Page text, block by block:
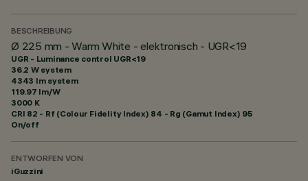
BESCHREIBUNG
Ø 225 mm - Warm White - elektronisch - UGR<19
UGR - Luminance control UGR<19
36.2 W system
4343 lm system
119.97 lm/W
3000 K
CRI 82 - Rf (Colour Fidelity Index) 84 - Rg (Gamut Index) 95
On/off
ENTWORFEN VON
iGuzzini